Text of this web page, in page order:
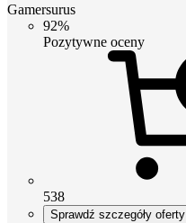
Gamersurus
92%
Pozytywne oceny
538
Sprawdź szczegóły oferty